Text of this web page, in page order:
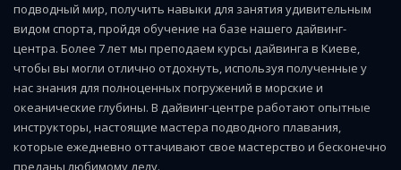
подводный мир, получить навыки для занятия удивительным
видом спорта, пройдя обучение на базе нашего дайвинг-
центра. Более 7 лет мы преподаем курсы дайвинга в Киеве,
чтобы вы могли отлично отдохнуть, используя полученные у
нас знания для полноценных погружений в морские и
океанические глубины. В дайвинг-центре работают опытные
инструкторы, настоящие мастера подводного плавания,
которые ежедневно оттачивают свое мастерство и бесконечно
преданы любимому делу.